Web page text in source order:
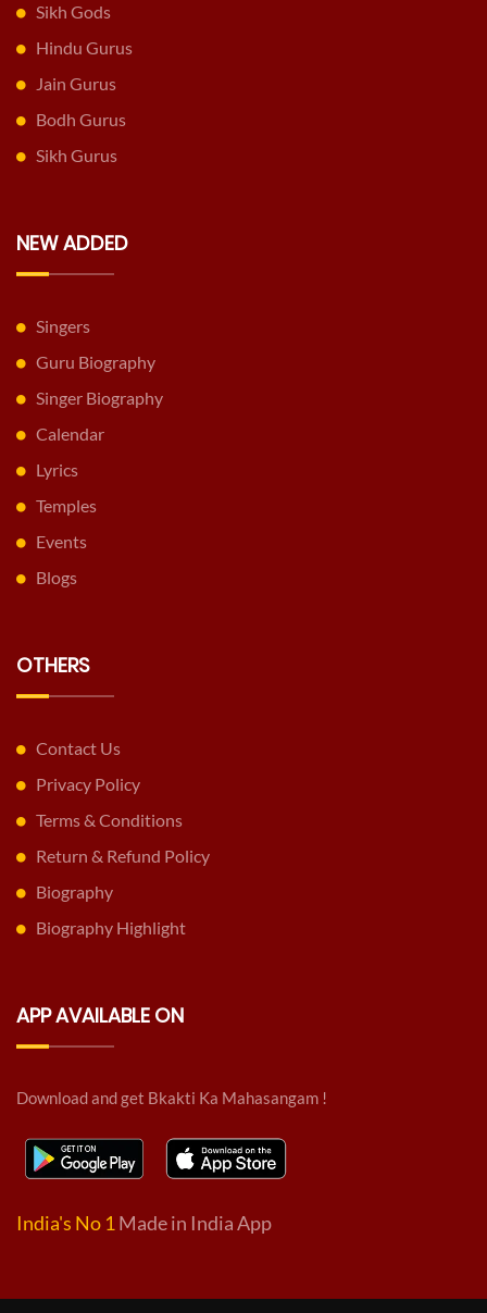
Sikh Gods
Hindu Gurus
Jain Gurus
Bodh Gurus
Sikh Gurus
NEW ADDED
Singers
Guru Biography
Singer Biography
Calendar
Lyrics
Temples
Events
Blogs
OTHERS
Contact Us
Privacy Policy
Terms & Conditions
Return & Refund Policy
Biography
Biography Highlight
APP AVAILABLE ON
Download and get Bkakti Ka Mahasangam !
India's No 1 Made in India App